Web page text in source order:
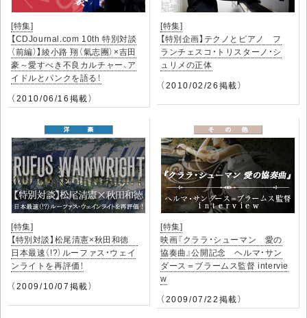
[特集]
【CDJournal.com 10th 特別対談
（前編）】綾小路 翔（氣志團）×吉田
豪～愛すべき不良カルチャー、ア
イドルとパンクを語る！
（2010/06/16掲載）
[特集]
【特別企画】テクノとピアノ フ
ランチェスコ・トリスターノ・シ
ュリメの正体
（2010/02/26掲載）
[特集]
【特別対談】松尾清憲×秋田和徳
日本最速（!?）ルーファス・ウェイ
ンライトを再評価！
（2009/10/07掲載）
[特集]
映画『クララ・シューマン 愛の
協奏曲』公開記念 ヘルマ・サン
ダース＝ブラームス監督 intervie
w
（2009/07/22掲載）